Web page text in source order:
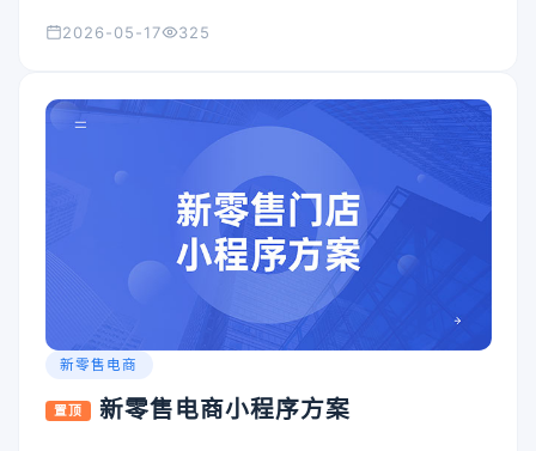
2026-05-17 325
新零售电商
置顶 新零售电商小程序方案